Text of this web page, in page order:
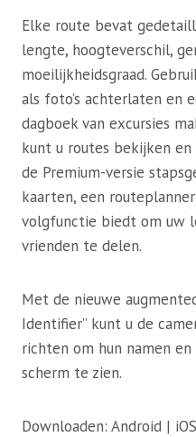
Elke route bevat
lengte, hoogteverschil,
moeilijkheidsgraad.
als foto’s achterlaten en
dagboek van excursies
kunt u routes bekijken
de Premium-versie
kaarten, een
volgfunctie biedt om uw
vrienden te delen.
Met de nieuwe
Identifier” kunt u de
richten om hun namen
scherm te zien.
Downloaden: Android | iOS